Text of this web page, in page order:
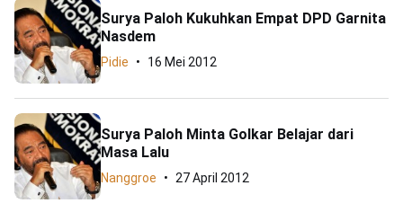
Surya Paloh Kukuhkan Empat DPD Garnita
Nasdem
Pidie 16 Mei 2012
Surya Paloh Minta Golkar Belajar dari
Masa Lalu
Nanggroe 27 April 2012